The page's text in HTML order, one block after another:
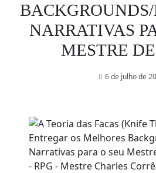
NARRATIVAS
MESTRE
6 de julho de